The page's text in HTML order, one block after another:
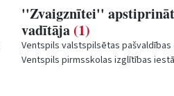
''Zvaigznītei''
vadītāja (1)
Ventspils valstspilsētas pašvaldības
Ventspils pirmsskolas izglītības